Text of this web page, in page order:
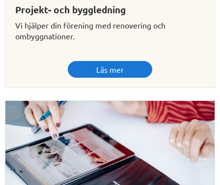
Projekt- och byggledning
Vi hjälper din förening med renovering och
ombyggnationer.
Läs mer